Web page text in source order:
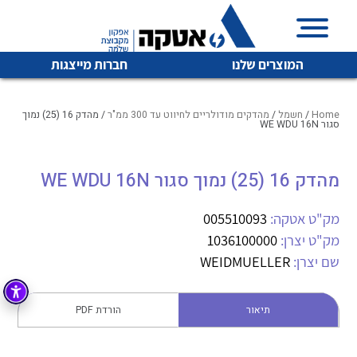
המוצרים שלנו חברות מייצגות
איכות | שרות | זמינות
והפצה של מוצרי
מיתוג, בקרה , ואינסטלציה חשמלית ופעילה ב7 תחומים:
חשמל מיתוג ואינסטלציה חשמלית
בקרה
זיווד
לכל מוצרי היצרן לכל מוצרי היצרן
לכל מוצרי היצרן לכל מוצרי היצרן
Home
/ חשמל / מהדקים מודולריים לחיווט עד 300 ממ"ר / מהדק 16 (25) נמוך
סגור WE WDU 16N
מהדק 16 (25) נמוך סגור WE WDU 16N
מק"ט אטקה: 005510093
מק"ט יצרן: 1036100000
שם יצרן: WEIDMUELLER
תיאור הורדת PDF